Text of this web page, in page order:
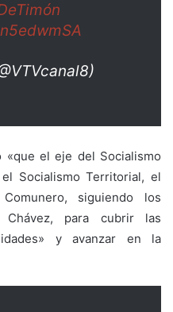
«que el eje del Socialismo
Socialismo Territorial, el
siguiendo los
Chávez, para cubrir las
y avanzar en la